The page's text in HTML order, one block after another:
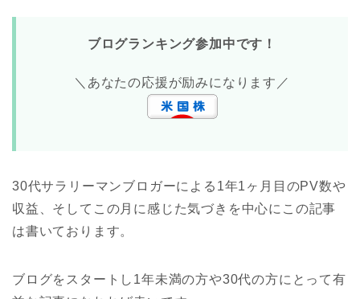
ブログランキング参加中です！
＼あなたの応援が励みになります／
30代サラリーマンブロガーによる1年1ヶ月目のPV数や
収益、そしてこの月に感じた気づきを中心にこの記事
は書いております。
ブログをスタートし1年未満の方や30代の方にとって有